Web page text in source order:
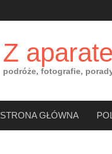
Z
podróże, fotografie,
STRONA GŁÓWNA